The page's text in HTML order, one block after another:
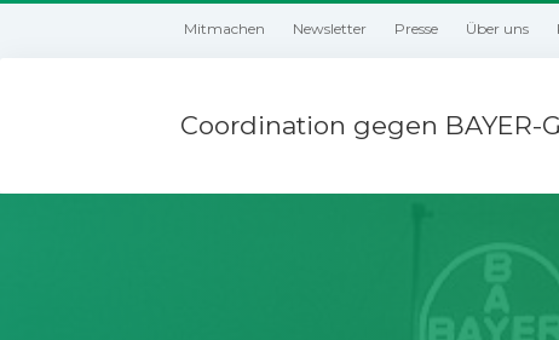
Mitmachen Newsletter Presse Über uns
Coordination gegen BAYER-